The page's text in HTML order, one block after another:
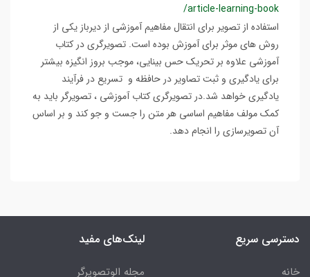
/article-learning-book
استفاده از تصویر برای انتقال مفاهیم آموزشی از دیرباز یکی از
روش های موثر برای آموزش بوده است. تصویرگری در کتاب
آموزشی علاوه بر تحریک حس بینایی، موجب بروز انگیزه بیشتر
برای یادگیری و ثبت تصاویر در حافظه و تسریع در فرآیند
یادگیری خواهد شد.در تصویرگری کتاب آموزشی ، تصویرگر باید به
کمک مولف مفاهیم اساسی هر متن را جست و جو کند و بر اساس
آن تصویرسازی را انجام دهد.
دسترسی سریع
خانه
لینک‌های مفید
مجله الوتصویرگر